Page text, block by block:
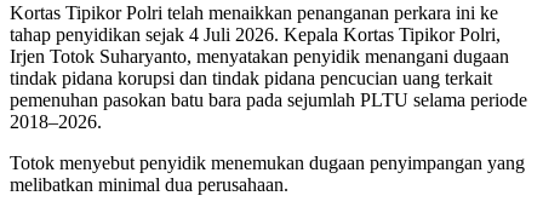
Kortas Tipikor Polri telah menaikkan penanganan perkara ini ke
tahap penyidikan sejak 4 Juli 2026. Kepala Kortas Tipikor Polri,
Irjen Totok Suharyanto, menyatakan penyidik menangani dugaan
tindak pidana korupsi dan tindak pidana pencucian uang terkait
pemenuhan pasokan batu bara pada sejumlah PLTU selama periode
2018–2026.
Totok menyebut penyidik menemukan dugaan penyimpangan yang
melibatkan minimal dua perusahaan.